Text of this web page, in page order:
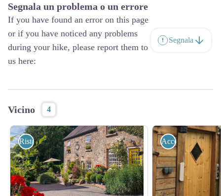
Segnala un problema o un errore
If you have found an error on this page
or if you have noticed any problems
during your hike, please report them to
us here:
Segnala
Vicino 4
Ristorazione Accoglienza